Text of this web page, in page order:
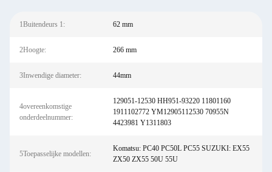
1Buitendeurs 1: 62 mm
2Hoogte: 266 mm
3Inwendige diameter: 44mm
4overeenkomstige
onderdeelnummer:
129051-12530 HH951-93220 11801160
1911102772 YM12905112530 70955N
4423981 Y1311803
5Toepasselijke modellen:
Komatsu: PC40 PC50L PC55 SUZUKI: EX55
ZX50 ZX55 50U 55U